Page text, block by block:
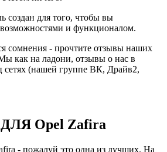
создан для того, чтобы вы
и функционалом.
сомнения - прочтите отзывы наших
как на ладони, отзывы о нас в
сетях (нашей группе ВК, Драйв2,
Opel Zafira
- пожалуй это одна из лучших. На